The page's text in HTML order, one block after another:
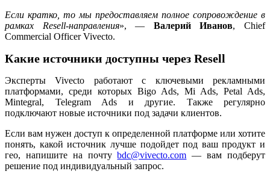
Если кратко, то мы предоставляем полное сопровождение в
рамках Resell-направления», — Валерий Иванов, Chief
Commercial Officer Vivecto.
Какие источники доступны через Resell
Эксперты Vivecto работают с ключевыми рекламными
платформами, среди которых Bigo Ads, Mi Ads, Petal Ads,
Mintegral, Telegram Ads и другие. Также регулярно
подключают новые источники под задачи клиентов.
Если вам нужен доступ к определенной платформе или хотите
понять, какой источник лучше подойдет под ваш продукт и
гео, напишите на почтуbdc@vivecto.com — вам подберут
решение под индивидуальный запрос.